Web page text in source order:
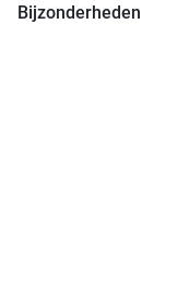
Bijzonderheden